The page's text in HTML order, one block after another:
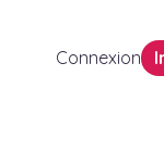
Connexion